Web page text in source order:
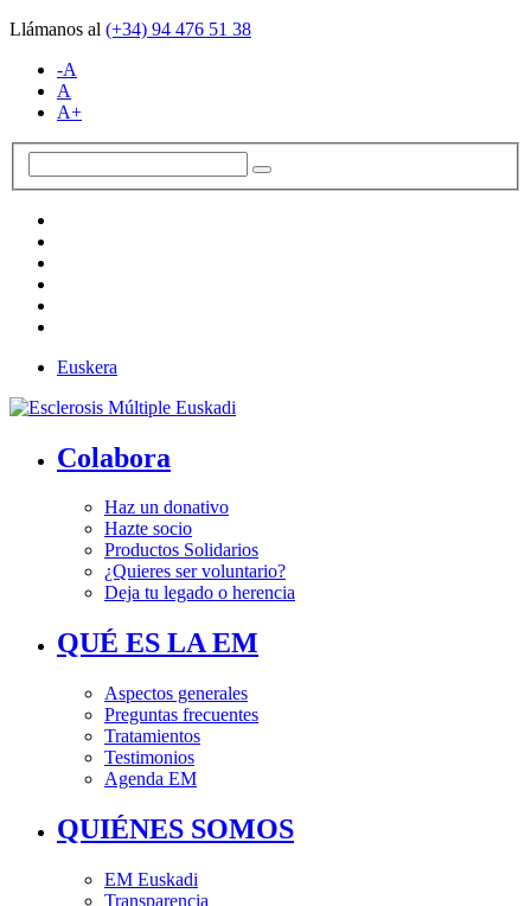
Llámanos al (+34) 94 476 51 38
-A
A
A+
Euskera
Colabora
Haz un donativo
Hazte socio
Productos Solidarios
¿Quieres ser voluntario?
Deja tu legado o herencia
QUÉ ES LA EM
Aspectos generales
Preguntas frecuentes
Tratamientos
Testimonios
Agenda EM
QUIÉNES SOMOS
EM Euskadi
Transparencia